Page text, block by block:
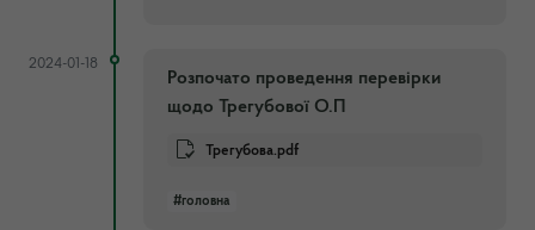
2024-01-18
Розпочато проведення перевірки
щодо Трегубової О.П
Трегубова.pdf
#головна